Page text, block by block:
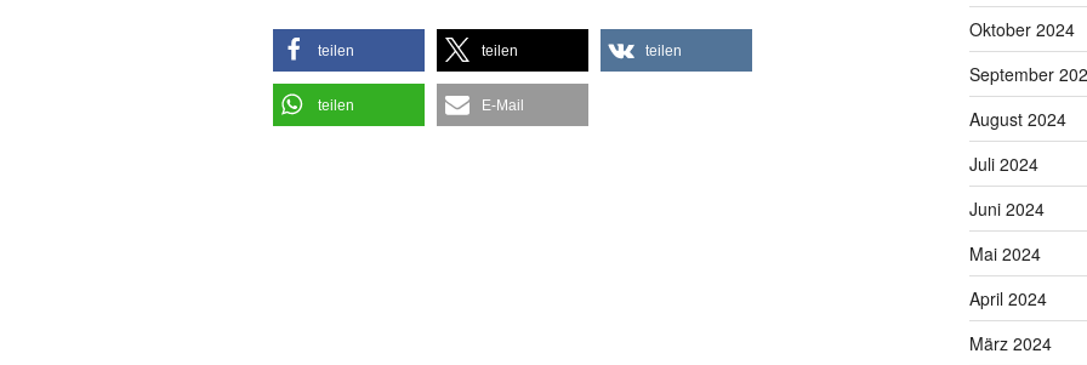
teilen teilen teilen
teilen E-Mail
Oktober 2024
September
August 2024
Juli 2024
Juni 2024
Mai 2024
April 2024
März 2024